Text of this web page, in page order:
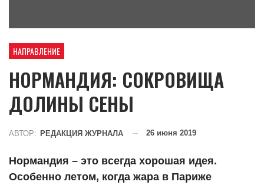
НАПРАВЛЕНИЕ
НОРМАНДИЯ: СОКРОВИЩА
ДОЛИНЫ СЕНЫ
АВТОР: РЕДАКЦИЯ ЖУРНАЛА 26 июня 2019
Нормандия – это всегда хорошая идея.
Особенно летом, когда жара в Париже